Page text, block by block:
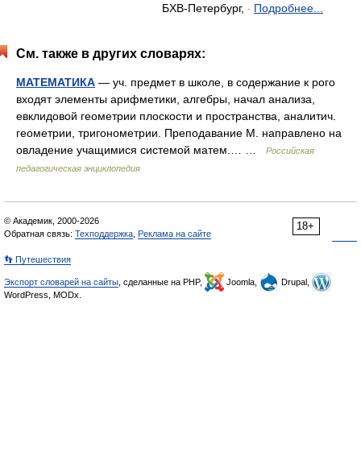
БХВ-Петербург, - Подробнее...
См. также в других словарях:
МАТЕМАТИКА — уч. предмет в школе, в содержание к рого
входят элементы арифметики, алгебры, начал анализа,
евклидовой геометрии плоскости и пространства, аналитич.
геометрии, тригонометрии. Преподавание М. направлено на
овладение учащимися системой матем.… …
Российская
педагогическая энциклопедия
18+
© Академик, 2000-2026
Обратная связь: Техподдержка Реклама на сайте
👣 Путешествия
Экспорт словарей на сайты , сделанные на PHP, Joomla,
Drupal,
WordPress, MODx.